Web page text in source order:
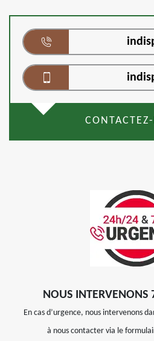
NOUS
En cas d’urgence, nous intervenons
à nous contacter via le